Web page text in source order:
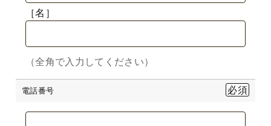
［名］
（全角で入力してください）
電話番号